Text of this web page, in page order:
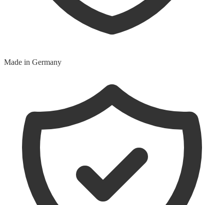
Made in Germany